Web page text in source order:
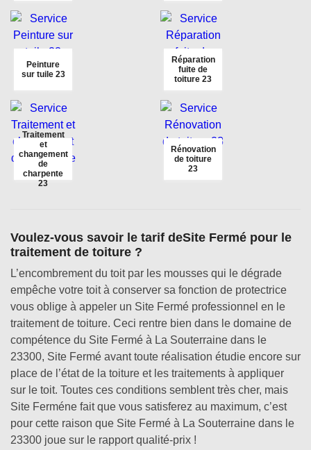
Peinture
sur tuile 23
Réparation
fuite de
toiture 23
Traitement
et
changement
de
charpente
23
Rénovation
de toiture
23
Voulez-vous savoir le tarif deSite Fermé pour le
traitement de toiture ?
L’encombrement du toit par les mousses qui le dégrade
empêche votre toit à conserver sa fonction de protectrice
vous oblige à appeler un Site Fermé professionnel en le
traitement de toiture. Ceci rentre bien dans le domaine de
compétence du Site Fermé à La Souterraine dans le
23300, Site Fermé avant toute réalisation étudie encore sur
place de l’état de la toiture et les traitements à appliquer
sur le toit. Toutes ces conditions semblent très cher, mais
Site Ferméne fait que vous satisferez au maximum, c’est
pour cette raison que Site Fermé à La Souterraine dans le
23300 joue sur le rapport qualité-prix !